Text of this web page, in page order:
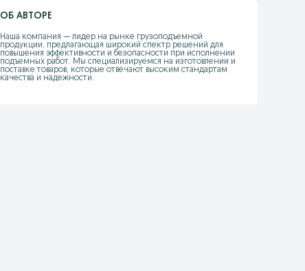
ОБ АВТОРЕ
Наша компания — лидер на рынке грузоподъемной
продукции, предлагающая широкий спектр решений для
повышения эффективности и безопасности при исполнении
подъемных работ. Мы специализируемся на изготовлении и
поставке товаров, которые отвечают высоким стандартам
качества и надежности.